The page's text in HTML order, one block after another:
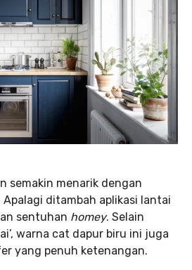
semakin menarik dengan
ditambah aplikasi lantai
sentuhan homey. Selain
warna cat dapur biru ini juga
yang penuh ketenangan.